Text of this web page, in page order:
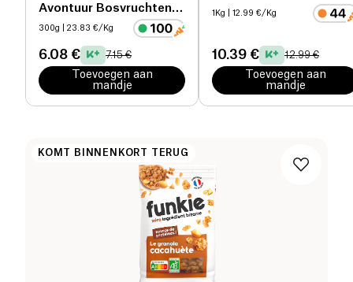
Avontuur Bosvruchten
bio
300g | 23.83 €/Kg
6.08 € 7.15 €
Toevoegen aan
mandje
1Kg | 12.99 €/Kg
10.39 € 12.99 €
Toevoegen aan
mandje
KOMT BINNENKORT TERUG